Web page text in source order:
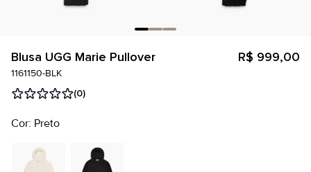
Blusa UGG Marie Pullover R$ 999,00
1161150-BLK
(0)
Cor: Preto